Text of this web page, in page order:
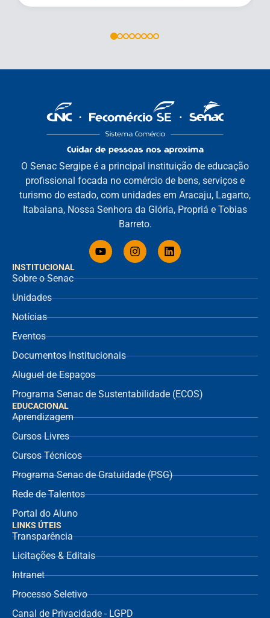
INSTITUCIONAL
Sobre o Senac
Unidades
Notícias
Eventos
Documentos Institucionais
Aluguel de Espaços
Programa Senac de Sustentabilidade (ECOS)
EDUCACIONAL
Aprendizagem
Cursos Livres
Cursos Técnicos
Programa Senac de Gratuidade (PSG)
Rede de Talentos
Portal do Aluno
O Senac Sergipe é a principal instituição de educação
profissional focada no comércio de bens, serviços e
turismo do estado, com unidades em Aracaju, Lagarto,
Itabaiana, Nossa Senhora da Glória, Propriá e Tobias
Barreto.
LINKS ÚTEIS
Transparência
Licitações & Editais
Intranet
Processo Seletivo
Canal de Privacidade - LGPD